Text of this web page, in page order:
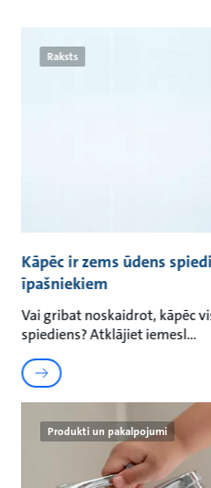
Raksts
Kāpēc ir zems ūdens
īpašniekiem
Vai gribat noskaidrot, kāpēc
spiediens? Atklājiet iemesl
Produkti un pakalpojumi